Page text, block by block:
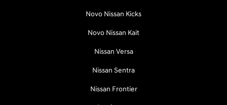
Novo Nissan Kicks
Novo Nissan Kait
Nissan Versa
Nissan Sentra
Nissan Frontier